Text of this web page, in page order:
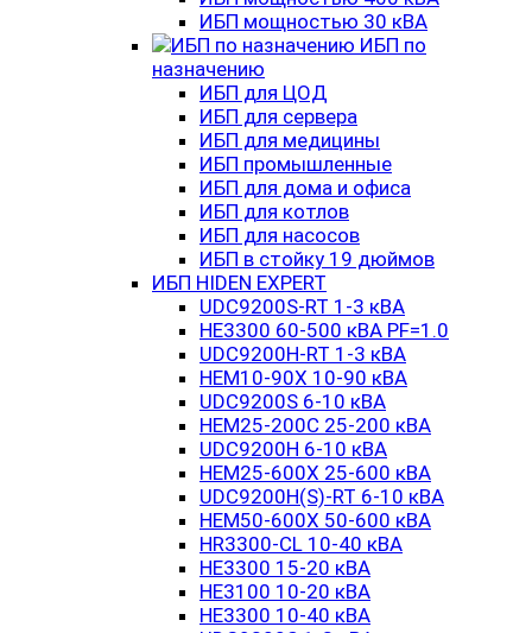
ИБП мощностью 30 кВА
ИБП по
назначению
ИБП для ЦОД
ИБП для сервера
ИБП для медицины
ИБП промышленные
ИБП для дома и офиса
ИБП для котлов
ИБП для насосов
ИБП в стойку 19 дюймов
ИБП HIDEN EXPERT
UDC9200S-RT 1-3 кВА
HE3300 60-500 кВА PF=1.0
UDC9200H-RT 1-3 кВА
HEM10-90X 10-90 кВА
UDC9200S 6-10 кВА
HEM25-200C 25-200 кВА
UDC9200H 6-10 кВА
HEM25-600X 25-600 кВА
UDC9200H(S)-RT 6-10 кВА
HEM50-600X 50-600 кВА
HR3300-CL 10-40 кВА
HE3300 15-20 кВА
HE3100 10-20 кВА
HE3300 10-40 кВА